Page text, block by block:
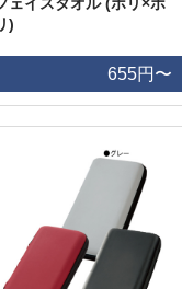
)
655円〜